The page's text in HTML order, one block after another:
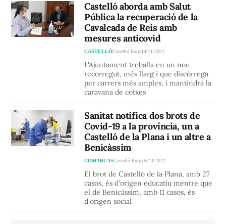
Castelló aborda amb Salut
Pública la recuperació de la
Cavalcada de Reis amb
mesures anticovid
CASTELLÓCastelló Extra14/11/2021
L'Ajuntament treballa en un nou
recorregut, més llarg i que discórrega
per carrers més amples, i mantindrà la
caravana de cotxes
Sanitat notifica dos brots de
Covid-19 a la província, un a
Castelló de la Plana i un altre a
Benicàssim
COMARCASCastelló Extra05/11/2021
El brot de Castelló de la Plana, amb 27
casos, és d'origen educatiu mentre que
el de Benicàssim, amb 11 casos, és
d'origen social